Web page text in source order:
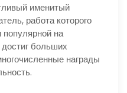
именитый
работа которого
популярной на
больших
награды